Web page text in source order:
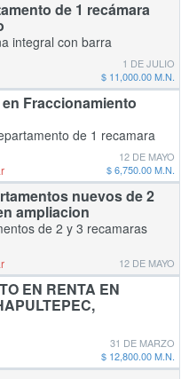
de 1 recámara
integral con barra
refrigerador Cama
Áreas comunes .
Se incluye agua y gas
1 DE JULIO
$ 11,000.00 M.N.
Fraccionamiento
de 1 recamara
lavar. No tiene
2 personas maximo, no
12 DE MAYO
$ 6,750.00 M.N.
nuevos de 2
ampliacion
de 2 y 3 recamaras
closet,area de lavado.
de comunicarse al
12 DE MAYO
EN RENTA EN
del mar en un espacio
bien iluminado. Este
31 DE MARZO
$ 12,800.00 M.N.